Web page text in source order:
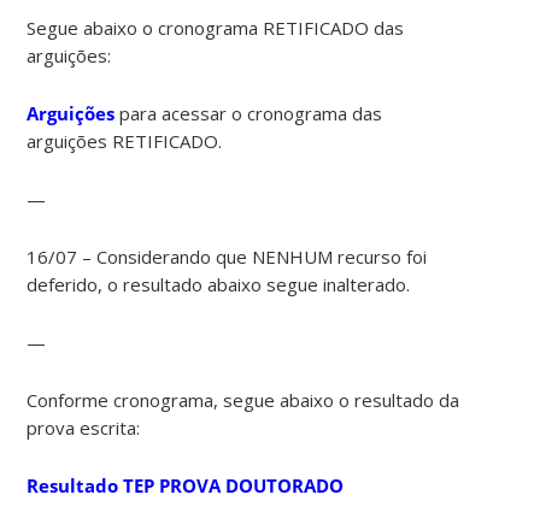
Segue abaixo o cronograma RETIFICADO das
arguições:
Arguições para acessar o cronograma das
arguições RETIFICADO.
—
16/07 – Considerando que NENHUM recurso foi
deferido, o resultado abaixo segue inalterado.
—
Conforme cronograma, segue abaixo o resultado da
prova escrita:
Resultado TEP PROVA DOUTORADO